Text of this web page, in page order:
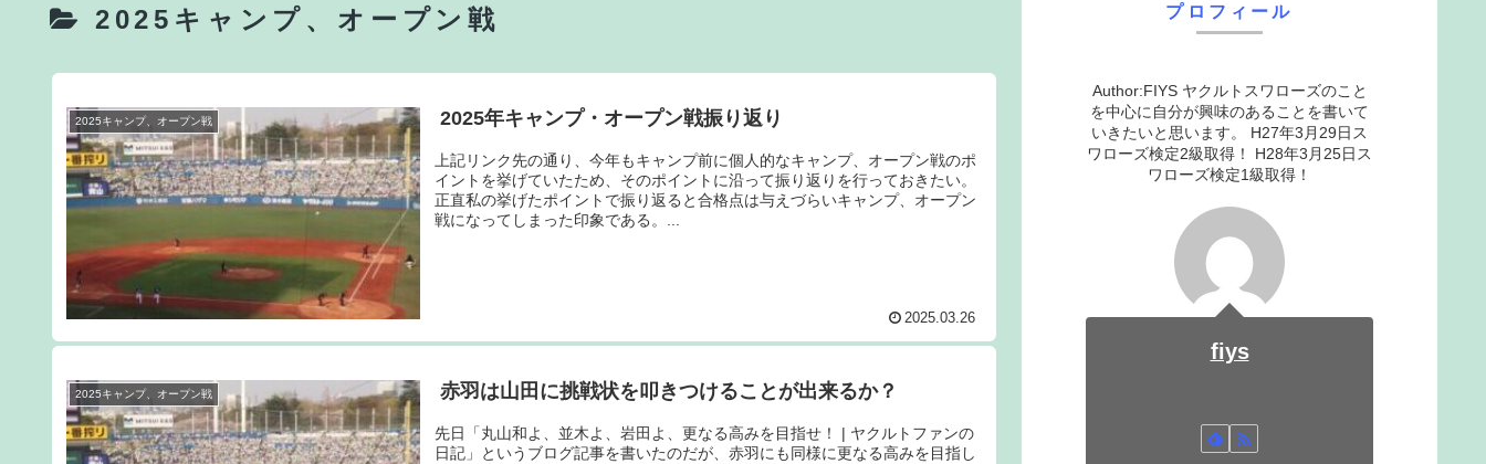
2025キャンプ、オープン戦
2025キャンプ、オープン戦 2025年キャンプ・オープン戦振り返り
上記リンク先の通り、今年もキャンプ前に個人的なキャンプ、オープン戦のポ
イントを挙げていたため、そのポイントに沿って振り返りを行っておきたい。
正直私の挙げたポイントで振り返ると合格点は与えづらいキャンプ、オープン
戦になってしまった印象である。...
2025.03.26
2025キャンプ、オープン戦 赤羽は山田に挑戦状を叩きつけることが出来るか？
先日「丸山和よ、並木よ、岩田よ、更なる高みを目指せ！ | ヤクルトファンの
日記」というブログ記事を書いたのだが、赤羽にも同様に更なる高みを目指し
プロフィール
Author:FIYS ヤクルトスワローズのこと
を中心に自分が興味のあることを書いて
いきたいと思います。 H27年3月29日ス
ワローズ検定2級取得！ H28年3月25日ス
ワローズ検定1級取得！
fiys